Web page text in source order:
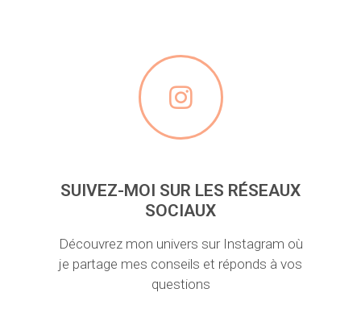
SUIVEZ-MOI SUR LES RÉSEAUX
SOCIAUX
Découvrez mon univers sur Instagram où
je partage mes conseils et réponds à vos
questions